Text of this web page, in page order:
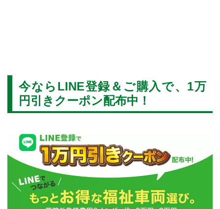
今ならLINE登録＆ご購入で、1万
円引きクーポン配布中！